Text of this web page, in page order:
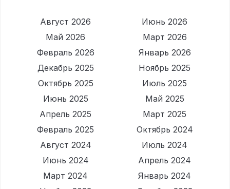
Август 2026
Июнь 2026
Май 2026
Март 2026
Февраль 2026
Январь 2026
Декабрь 2025
Ноябрь 2025
Октябрь 2025
Июль 2025
Июнь 2025
Май 2025
Апрель 2025
Март 2025
Февраль 2025
Октябрь 2024
Август 2024
Июль 2024
Июнь 2024
Апрель 2024
Март 2024
Январь 2024